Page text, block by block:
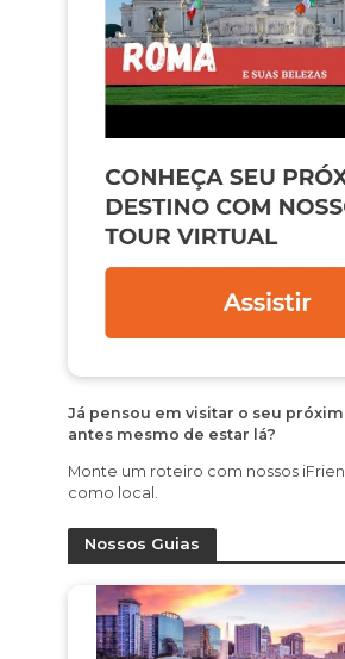
Já pensou em visitar o seu
antes mesmo de estar lá?
Monte um roteiro com nossos
como local.
Nossos Guias